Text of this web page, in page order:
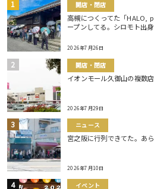
開店・閉店
高槻につくってた「HALO,
ープンしてる。シロモト出
2026年7月26日
開店・閉店
イオンモール久御山の複数
2026年7月29日
ニュース
宮之阪に行列できてた。あ
2026年7月10日
イベント